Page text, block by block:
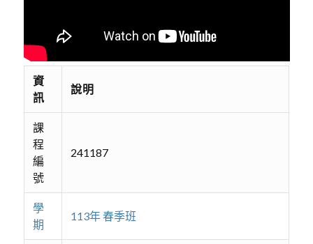
資
訊
說明
課
程
編
號
241187
學
期
113年 春季班